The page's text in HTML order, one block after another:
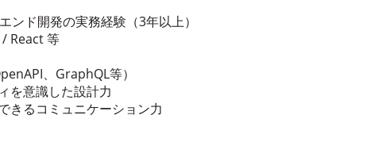
ンド開発の実務経験（3年以上）
React 等
、GraphQL等）
を意識した設計力
きるコミュニケーション力